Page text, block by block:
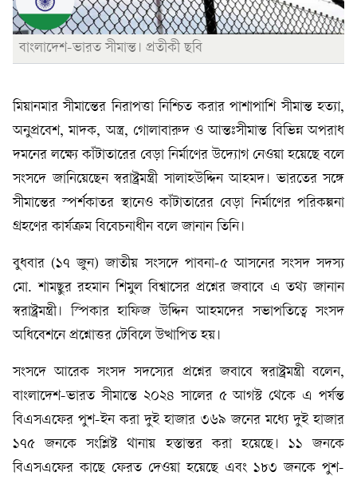
বাংলাদেশ-ভারত সীমান্ত। প্রতীকী ছবি
মিয়ানমার সীমান্তের নিরাপত্তা নিশ্চিত করার পাশাপাশি সীমান্ত হত্যা,
অনুপ্রবেশ, মাদক, অস্ত্র, গোলাবারুদ ও আন্তঃসীমান্ত বিভিন্ন অপরাধ
দমনের লক্ষ্যে কাঁটাতারের বেড়া নির্মাণের উদ্যোগ নেওয়া হয়েছে বলে
সংসদে জানিয়েছেন স্বরাষ্ট্রমন্ত্রী সালাহউদ্দিন আহমদ। ভারতের সঙ্গে
সীমান্তের স্পর্শকাতর স্থানেও কাঁটাতারের বেড়া নির্মাণের পরিকল্পনা
গ্রহণের কার্যক্রম বিবেচনাধীন বলে জানান তিনি।
বুধবার (১৭ জুন) জাতীয় সংসদে পাবনা-৫ আসনের সংসদ সদস্য
মো. শামছুর রহমান শিমুল বিশ্বাসের প্রশ্নের জবাবে এ তথ্য জানান
স্বরাষ্ট্রমন্ত্রী। স্পিকার হাফিজ উদ্দিন আহমদের সভাপতিত্বে সংসদ
অধিবেশনে প্রশ্নোত্তর টেবিলে উত্থাপিত হয়।
সংসদে আরেক সংসদ সদস্যের প্রশ্নের জবাবে স্বরাষ্ট্রমন্ত্রী বলেন,
বাংলাদেশ-ভারত সীমান্তে ২০২৪ সালের ৫ আগস্ট থেকে এ পর্যন্ত
বিএসএফের পুশ-ইন করা দুই হাজার ৩৬৯ জনের মধ্যে দুই হাজার
১৭৫ জনকে সংশ্লিষ্ট থানায় হস্তান্তর করা হয়েছে। ১১ জনকে
বিএসএফের কাছে ফেরত দেওয়া হয়েছে এবং ১৮৩ জনকে পুশ-